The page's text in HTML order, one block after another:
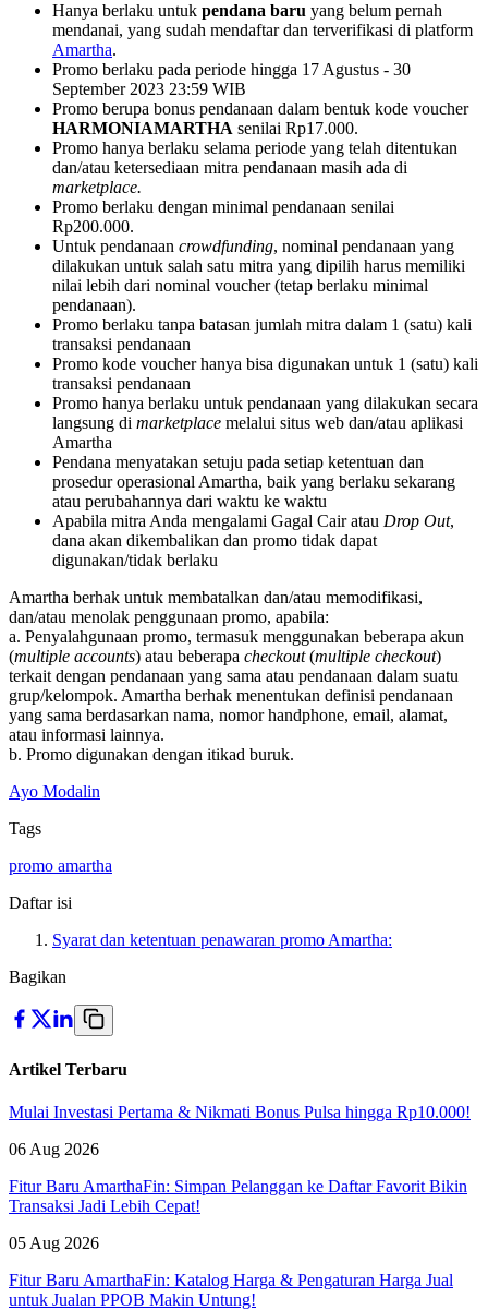
Hanya berlaku untuk pendana baru yang belum pernah
mendanai, yang sudah mendaftar dan terverifikasi di platform
Amartha.
Promo berlaku pada periode hingga 17 Agustus - 30
September 2023 23:59 WIB
Promo berupa bonus pendanaan dalam bentuk kode voucher
HARMONIAMARTHA senilai Rp17.000.
Promo hanya berlaku selama periode yang telah ditentukan
dan/atau ketersediaan mitra pendanaan masih ada di
marketplace.
Promo berlaku dengan minimal pendanaan senilai
Rp200.000.
Untuk pendanaan crowdfunding, nominal pendanaan yang
dilakukan untuk salah satu mitra yang dipilih harus memiliki
nilai lebih dari nominal voucher (tetap berlaku minimal
pendanaan).
Promo berlaku tanpa batasan jumlah mitra dalam 1 (satu) kali
transaksi pendanaan
Promo kode voucher hanya bisa digunakan untuk 1 (satu) kali
transaksi pendanaan
Promo hanya berlaku untuk pendanaan yang dilakukan secara
langsung di marketplace melalui situs web dan/atau aplikasi
Amartha
Pendana menyatakan setuju pada setiap ketentuan dan
prosedur operasional Amartha, baik yang berlaku sekarang
atau perubahannya dari waktu ke waktu
Apabila mitra Anda mengalami Gagal Cair atau Drop Out,
dana akan dikembalikan dan promo tidak dapat
digunakan/tidak berlaku
Amartha berhak untuk membatalkan dan/atau memodifikasi,
dan/atau menolak penggunaan promo, apabila:
a. Penyalahgunaan promo, termasuk menggunakan beberapa akun
(multiple accounts) atau beberapa checkout(multiple checkout)
terkait dengan pendanaan yang sama atau pendanaan dalam suatu
grup/kelompok. Amartha berhak menentukan definisi pendanaan
yang sama berdasarkan nama, nomor handphone, email, alamat,
atau informasi lainnya.
b. Promo digunakan dengan itikad buruk.
Ayo Modalin
Tags
promo amartha
Daftar isi
Syarat dan ketentuan penawaran promo Amartha:
Bagikan
Artikel Terbaru
Mulai Investasi Pertama & Nikmati Bonus Pulsa hingga Rp10.000!
06 Aug 2026
Fitur Baru AmarthaFin: Simpan Pelanggan ke Daftar Favorit Bikin
Transaksi Jadi Lebih Cepat!
05 Aug 2026
Fitur Baru AmarthaFin: Katalog Harga & Pengaturan Harga Jual
untuk Jualan PPOB Makin Untung!